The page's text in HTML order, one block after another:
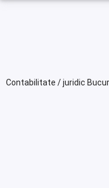
Contabilitate / juridic